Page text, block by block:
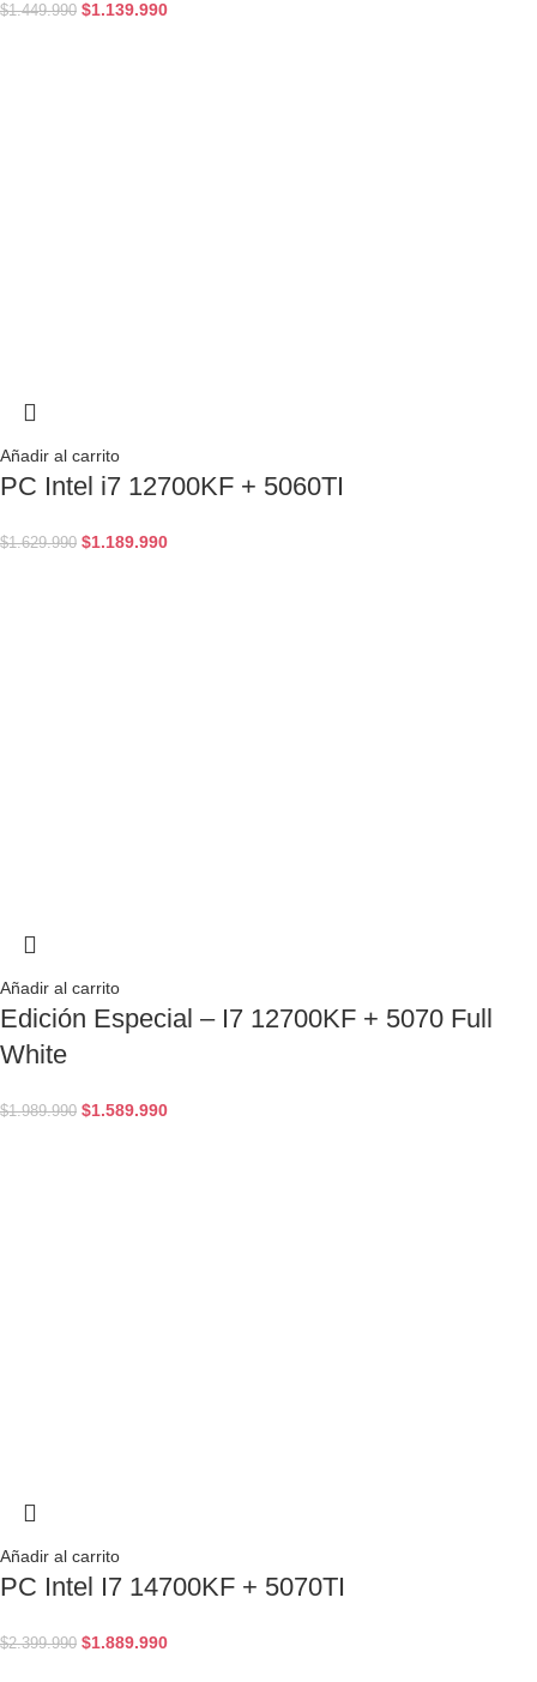
$1.449.990 $1.139.990
Añadir al carrito
PC Intel i7 12700KF + 5060TI
$1.629.990 $1.189.990
Añadir al carrito
Edición Especial – I7 12700KF + 5070 Full
White
$1.989.990 $1.589.990
Añadir al carrito
PC Intel I7 14700KF + 5070TI
$2.399.990 $1.889.990